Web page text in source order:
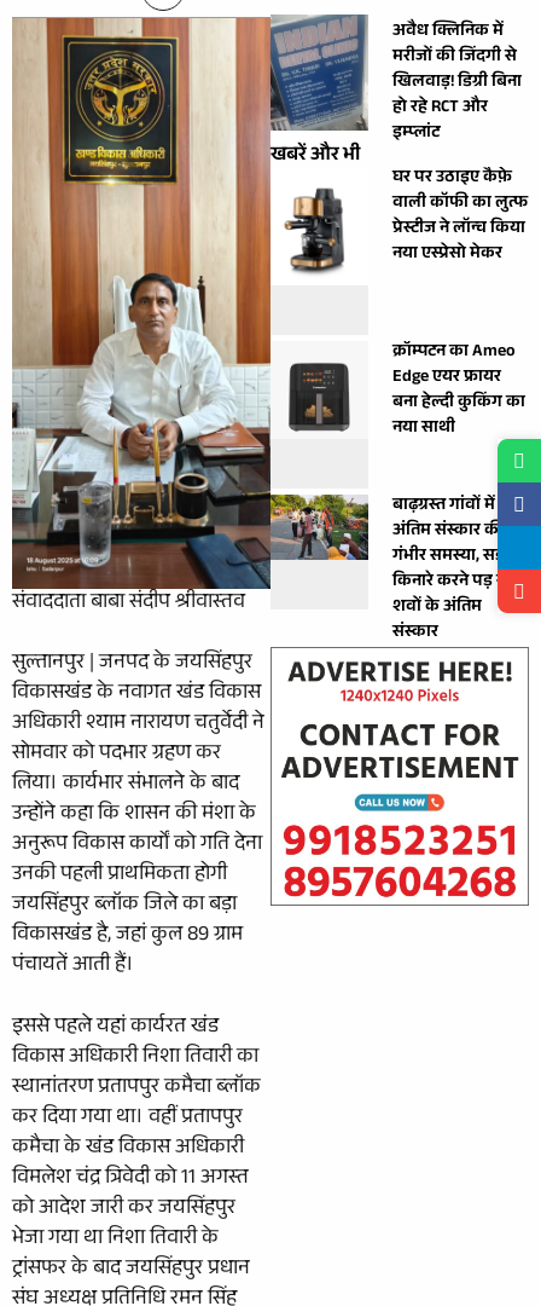
संवाददाता बाबा संदीप श्रीवास्तव
सुल्तानपुर | जनपद के जयसिंहपुर
विकासखंड के नवागत खंड विकास
अधिकारी श्याम नारायण चतुर्वेदी ने
सोमवार को पदभार ग्रहण कर
लिया। कार्यभार संभालने के बाद
उन्होंने कहा कि शासन की मंशा के
अनुरूप विकास कार्यों को गति देना
उनकी पहली प्राथमिकता होगी
जयसिंहपुर ब्लॉक जिले का बड़ा
विकासखंड है, जहां कुल 89 ग्राम
पंचायतें आती हैं।
इससे पहले यहां कार्यरत खंड
विकास अधिकारी निशा तिवारी का
स्थानांतरण प्रतापपुर कमैचा ब्लॉक
कर दिया गया था। वहीं प्रतापपुर
कमैचा के खंड विकास अधिकारी
विमलेश चंद्र त्रिवेदी को 11 अगस्त
को आदेश जारी कर जयसिंहपुर
भेजा गया था निशा तिवारी के
ट्रांसफर के बाद जयसिंहपुर प्रधान
अवैध क्लिनिक में
मरीजों की जिंदगी से
खिलवाड़! डिग्री बिना
हो रहे RCT और
इम्प्लांट
खबरें और भी
घर पर उठाइए कैफ़े
वाली कॉफी का लुत्फ
प्रेस्टीज ने लॉन्च किया
नया एस्प्रेसो मेकर
क्रॉम्पटन का Ameo
Edge एयर फ्रायर
बना हेल्दी कुकिंग का
नया साथी
बाढ़ग्रस्त गांवों में
अंतिम संस्कार की
गंभीर समस्या, सड़क
किनारे करने पड़ रहे
शवों के अंतिम
संस्कार